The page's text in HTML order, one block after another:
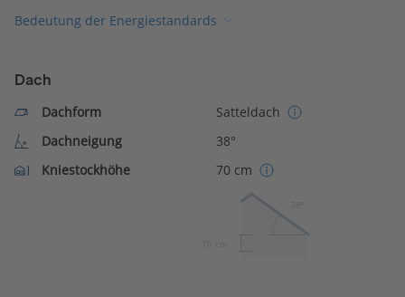
Bedeutung der Energiestandards
Dach
Dachform
Satteldach
Dachneigung
38°
Kniestockhöhe
70 cm